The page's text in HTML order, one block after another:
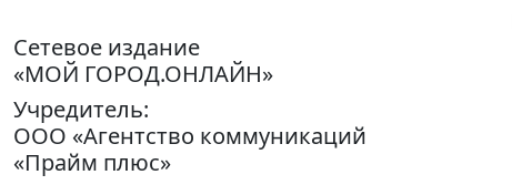
Сетевое издание
«МОЙ ГОРОД.ОНЛАЙН»
Учредитель:
ООО «Агентство коммуникаций
«Прайм плюс»